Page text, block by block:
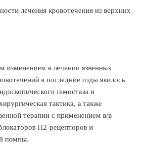
лечения кровотечения из верхних
изменением в лечении язвенных
в последние годы явилось
гемостаза и
тактика, а также
терапии с применением в/в
Н2-рецепторов и
помпы.